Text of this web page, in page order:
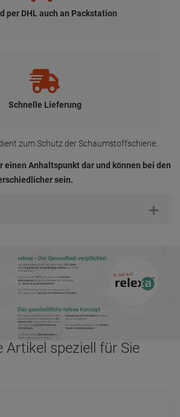
per DHL auch an Packstation
Schnelle Lieferung
zum Schutz der Schaumstoffschiene.
einen Anhaltspunkt dar und können bei den
sein.
Artikel speziell für Sie